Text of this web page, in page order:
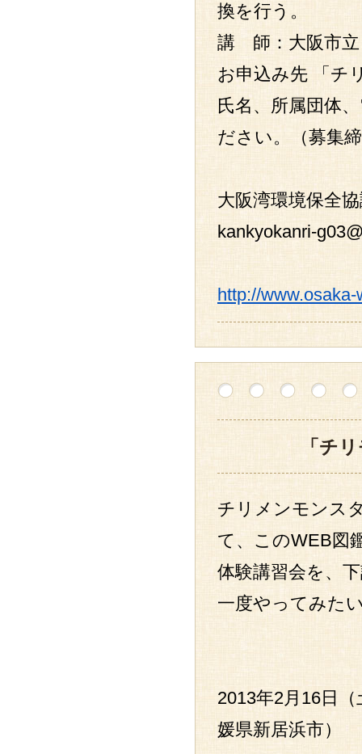
換を行う。
講 師：大阪市
お申込み先 「チ
氏名、所属団体
ださい。（募集
大阪湾環境保全
kankyokanri-
http://
「チ
チリメンモンス
て、このWEB図
体験講習会を、
一度やってみた
2013年2月16日
媛県新居浜市）